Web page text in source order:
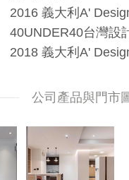
2016 義大利A'
40UNDER40台灣設
2018 義大利A'
公司產品與門市